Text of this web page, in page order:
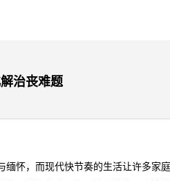
治丧难题
怀，而现代快节奏的生活让许多家